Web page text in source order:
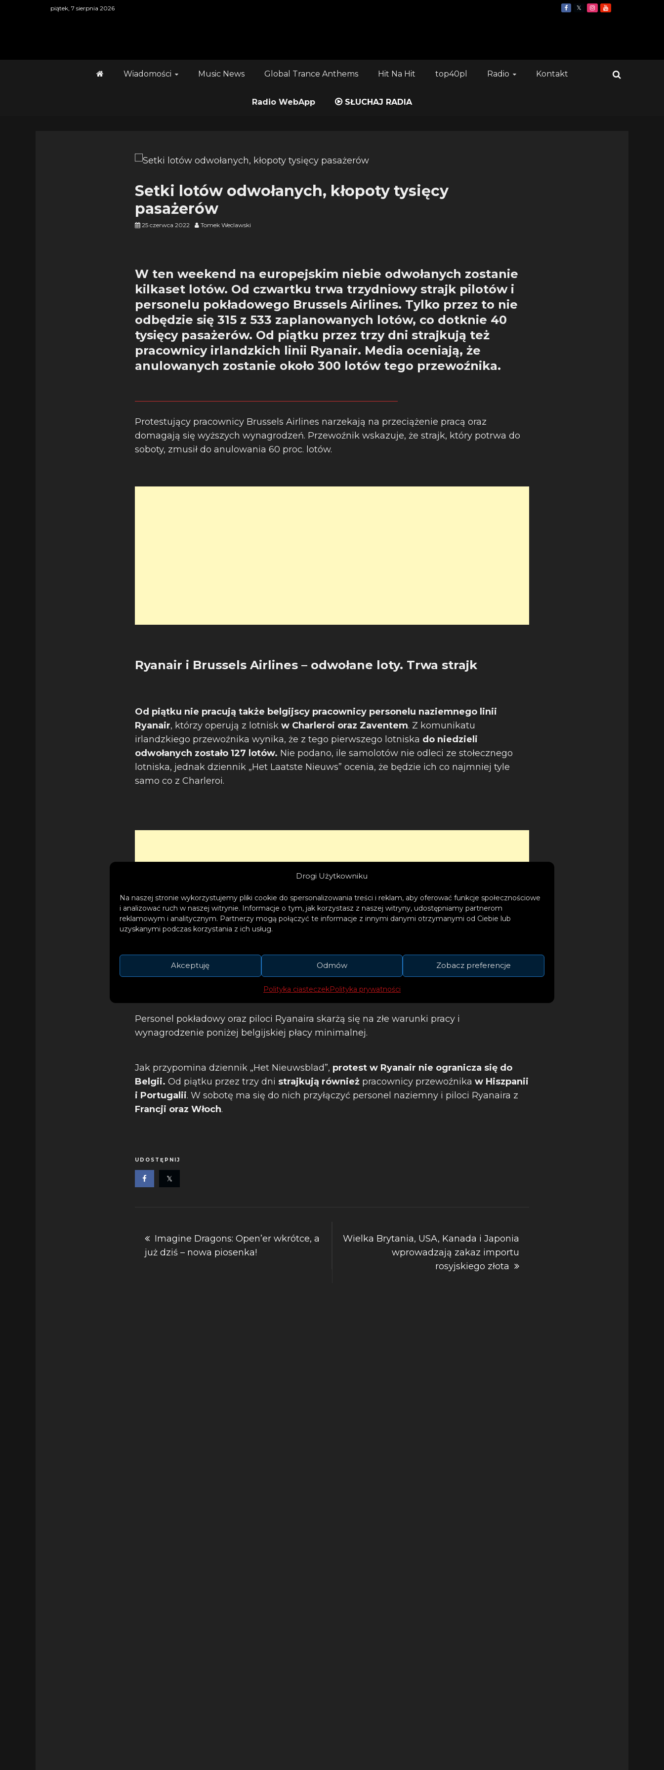
Drogi Użytkowniku
Na naszej stronie wykorzystujemy pliki cookie do spersonalizowania treści i reklam, aby oferować funkcje społecznościowe
i analizować ruch w naszej witrynie. Informacje o tym, jak korzystasz z naszej witryny, udostępniamy partnerom
reklamowym i analitycznym. Partnerzy mogą połączyć te informacje z innymi danymi otrzymanymi od Ciebie lub
uzyskanymi podczas korzystania z ich usług.
Akceptuję Odmów Zobacz preferencje
Polityka ciasteczekPolityka prywatności
piątek, 7 sierpnia 2026
Wiadomości Music News Global Trance Anthems Hit Na Hit top40pl Radio Kontakt
Radio WebApp SŁUCHAJ RADIA
Setki lotów odwołanych, kłopoty tysięcy
pasażerów
25 czerwca 2022 Tomek Weclawski
W ten weekend na europejskim niebie odwołanych zostanie
kilkaset lotów. Od czwartku trwa trzydniowy strajk pilotów i
personelu pokładowego Brussels Airlines. Tylko przez to nie
odbędzie się 315 z 533 zaplanowanych lotów, co dotknie 40
tysięcy pasażerów. Od piątku przez trzy dni strajkują też
pracownicy irlandzkich linii Ryanair. Media oceniają, że
anulowanych zostanie około 300 lotów tego przewoźnika.
Protestujący pracownicy Brussels Airlines narzekają na przeciążenie pracą oraz
domagają się wyższych wynagrodzeń. Przewoźnik wskazuje, że strajk, który potrwa do
soboty, zmusił do anulowania 60 proc. lotów.
Ryanair i Brussels Airlines – odwołane loty. Trwa strajk
Od piątku nie pracują także belgijscy pracownicy personelu naziemnego linii
Ryanair, którzy operują z lotnisk w Charleroi oraz Zaventem. Z komunikatu
irlandzkiego przewoźnika wynika, że z tego pierwszego lotniska do niedzieli
odwołanych zostało 127 lotów. Nie podano, ile samolotów nie odleci ze stołecznego
lotniska, jednak dziennik „Het Laatste Nieuws” ocenia, że będzie ich co najmniej tyle
samo co z Charleroi.
Personel pokładowy oraz piloci Ryanaira skarżą się na złe warunki pracy i
wynagrodzenie poniżej belgijskiej płacy minimalnej.
Jak przypomina dziennik „Het Nieuwsblad”, protest w Ryanair nie ogranicza się do
Belgii. Od piątku przez trzy dni strajkują również pracownicy przewoźnika w Hiszpanii
i Portugalii. W sobotę ma się do nich przyłączyć personel naziemny i piloci Ryanaira z
Francji oraz Włoch.
UDOSTĘPNIJ
Nawigacja
wpisu
Imagine Dragons: Open’er wkrótce, a
już dziś – nowa piosenka!
Wielka Brytania, USA, Kanada i Japonia
wprowadzają zakaz importu
rosyjskiego złota